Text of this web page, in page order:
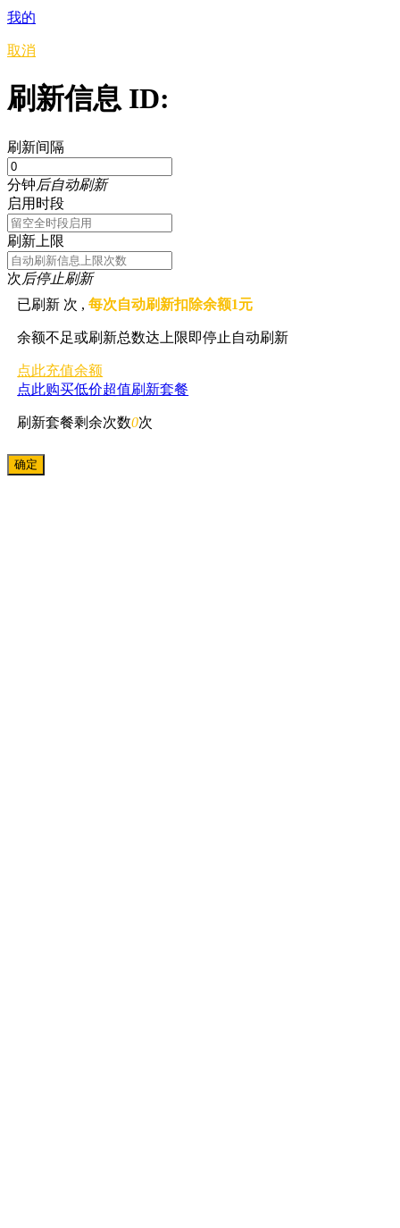
我的
取消
刷新信息 ID:
刷新间隔
分钟后自动刷新
启用时段
刷新上限
次后停止刷新
已刷新 次 ,每次自动刷新扣除余额1元
余额不足或刷新总数达上限即停止自动刷新
点此充值余额
点此购买低价超值刷新套餐
刷新套餐剩余次数0次